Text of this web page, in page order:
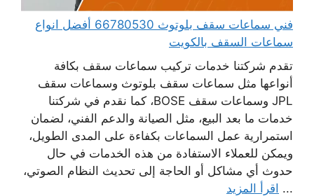
فني سماعات سقف بلوتوث 66780530 أفضل انواع
سماعات السقف بالكويت
تقدم شركتنا خدمات تركيب سماعات سقف بكافة
أنواعها مثل سماعات سقف بلوتوث وسماعات سقف
JPL وسماعات سقف BOSE، كما نقدم في شركتنا
خدمات ما بعد البيع، مثل الصيانة والدعم الفني، لضمان
استمرارية عمل السماعات بكفاءة على المدى الطويل،
ويمكن للعملاء الاستفادة من هذه الخدمات في حال
حدوث أي مشاكل أو الحاجة إلى تحديث النظام الصوتي،
... اقرأ المزيد